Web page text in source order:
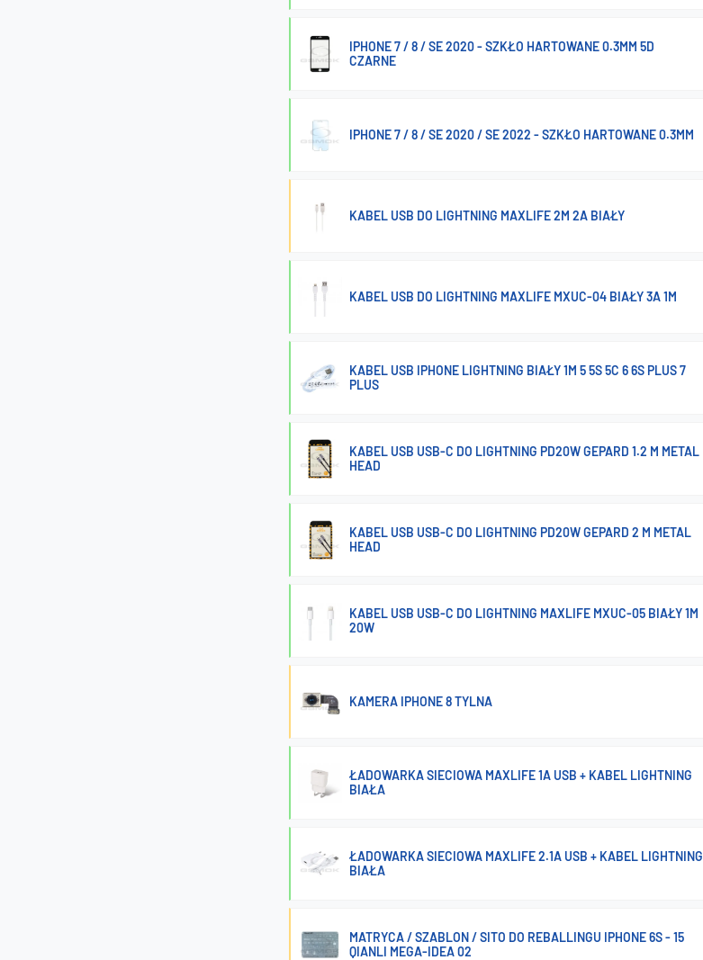
IPHONE 7 / 8 / SE 2020 - SZKŁO HARTOWANE 0.3MM 5D
CZARNE
IPHONE 7 / 8 / SE 2020 / SE 2022 - SZKŁO HARTOWANE 0.3MM
KABEL USB DO LIGHTNING MAXLIFE 2M 2A BIAŁY
KABEL USB DO LIGHTNING MAXLIFE MXUC-04 BIAŁY 3A 1M
KABEL USB IPHONE LIGHTNING BIAŁY 1M 5 5S 5C 6 6S PLUS 7
PLUS
KABEL USB USB-C DO LIGHTNING PD20W GEPARD 1.2 M METAL
HEAD
KABEL USB USB-C DO LIGHTNING PD20W GEPARD 2 M METAL
HEAD
KABEL USB USB-C DO LIGHTNING MAXLIFE MXUC-05 BIAŁY 1M
20W
KAMERA IPHONE 8 TYLNA
ŁADOWARKA SIECIOWA MAXLIFE 1A USB + KABEL LIGHTNING
BIAŁA
ŁADOWARKA SIECIOWA MAXLIFE 2.1A USB + KABEL LIGHTNING
BIAŁA
MATRYCA / SZABLON / SITO DO REBALLINGU IPHONE 6S - 15
QIANLI MEGA-IDEA 02